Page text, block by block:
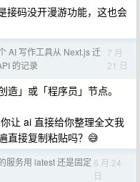
接码没开漫游功能，这也会
AI 写作工具从 Next.js 迁
的记录
7 月
21 日
」或「程序员」节点。
让 ai 直接给你整理全文我
直接复制粘贴吗？😅
服务用 latest 还是固定 6 月 24
日